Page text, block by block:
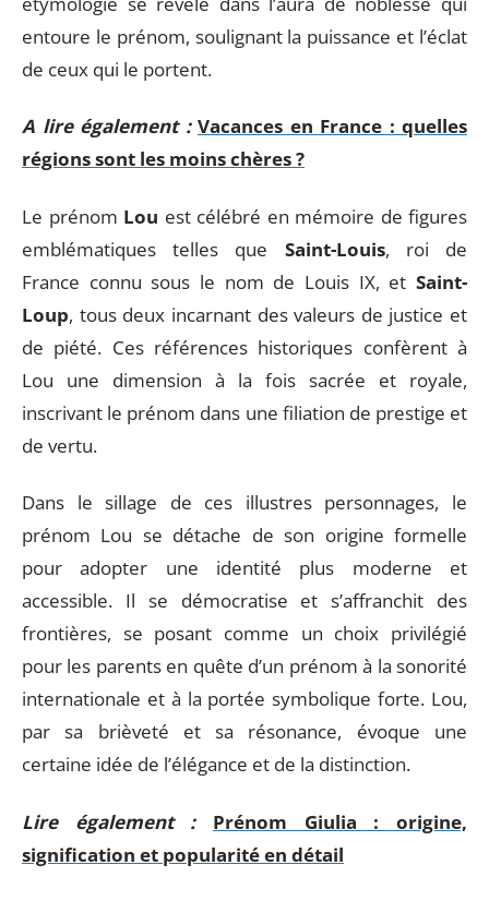
entoure le prénom, soulignant la puissance et l’éclat
de ceux qui le portent.
A lire également : Vacances en France : quelles
régions sont les moins chères ?
Le prénom Lou est célébré en mémoire de figures
emblématiques telles que Saint-Louis, roi de
France connu sous le nom de Louis IX, et Saint-
Loup, tous deux incarnant des valeurs de justice et
de piété. Ces références historiques confèrent à
Lou une dimension à la fois sacrée et royale,
inscrivant le prénom dans une filiation de prestige et
de vertu.
Dans le sillage de ces illustres personnages, le
prénom Lou se détache de son origine formelle
pour adopter une identité plus moderne et
accessible. Il se démocratise et s’affranchit des
frontières, se posant comme un choix privilégié
pour les parents en quête d’un prénom à la sonorité
internationale et à la portée symbolique forte. Lou,
par sa brièveté et sa résonance, évoque une
certaine idée de l’élégance et de la distinction.
Lire également :
Prénom Giulia : origine,
signification et popularité en détail